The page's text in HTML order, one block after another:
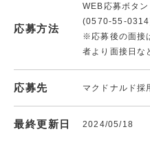
応募方法
WEB応募ボタ
(0570-55-0314)
※応募後の面接
者より面接日な
応募先 マクドナルド採
最終更新日 2024/05/18